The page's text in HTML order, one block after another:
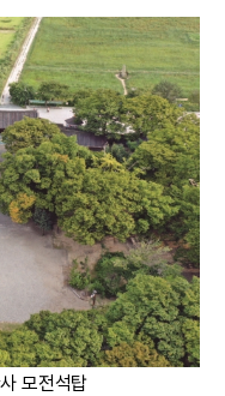
모전석탑